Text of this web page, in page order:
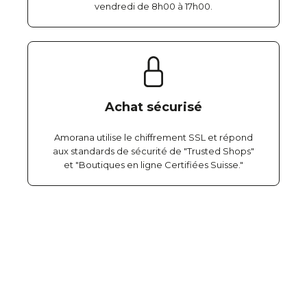
vendredi de 8h00 à 17h00.
Achat sécurisé
Amorana utilise le chiffrement SSL et répond
aux standards de sécurité de "Trusted Shops"
et "Boutiques en ligne Certifiées Suisse."